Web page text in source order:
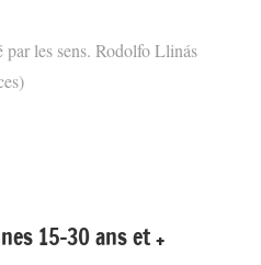
par les sens. Rodolfo Llinás
15-30 ans et +